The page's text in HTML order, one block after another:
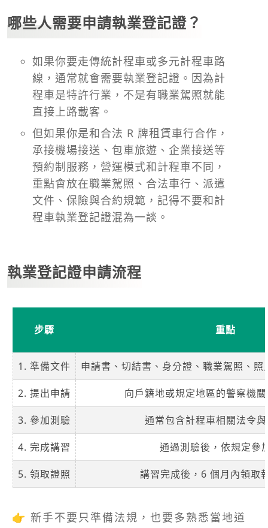
哪些人需要申請執業登記證？
如果你要走傳統計程車或多元計程車路
線，通常就會需要執業登記證。因為計
程車是特許行業，不是有職業駕照就能
直接上路載客。
但如果你是和合法 R 牌租賃車行合作，
承接機場接送、包車旅遊、企業接送等
預約制服務，營運模式和計程車不同，
重點會放在職業駕照、合法車行、派遣
文件、保險與合約規範，記得不要和計
程車執業登記證混為一談。
執業登記證申請流程
步驟 重點
1. 準備文件 申請書、切結書、身分證、職業駕照、
2. 提出申請 向戶籍地或規定地區的警察機
3. 參加測驗 通常包含計程車相關法令
4. 完成講習 通過測驗後，依規定參
5. 領取證照 講習完成後，6 個月內領取
👉 新手不要只準備法規，也要多熟悉當地道